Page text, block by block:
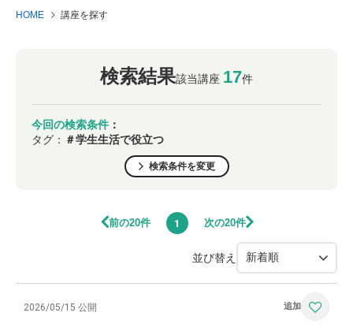
HOME 講座を探す
検索結果該当講座 17件
今回の検索条件 ：
タグ： ＃学生生活で役立つ
検索条件を変更
前の20件 1 次の20件
並び替え
2026/05/15 公開